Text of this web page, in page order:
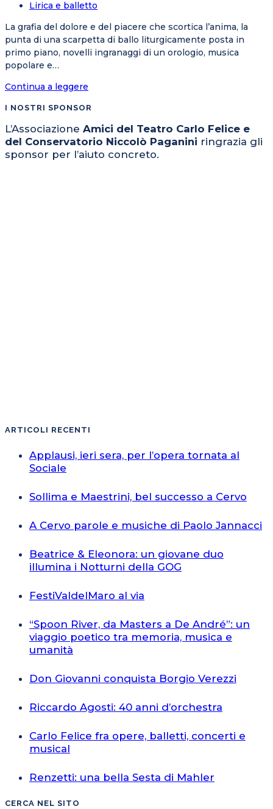
Lirica e balletto
La grafia del dolore e del piacere che scortica l’anima, la
punta di una scarpetta di ballo liturgicamente posta in
primo piano, novelli ingranaggi di un orologio, musica
popolare e…
Continua a leggere
I NOSTRI SPONSOR
L’Associazione Amici del Teatro Carlo Felice e
del Conservatorio Niccolò Paganini ringrazia gli
sponsor per l’aiuto concreto.
ARTICOLI RECENTI
Applausi, ieri sera, per l’opera tornata al
Sociale
Sollima e Maestrini, bel successo a Cervo
A Cervo parole e musiche di Paolo Jannacci
Beatrice & Eleonora: un giovane duo
illumina i Notturni della GOG
FestiValdelMaro al via
“Spoon River, da Masters a De André”: un
viaggio poetico tra memoria, musica e
umanità
Don Giovanni conquista Borgio Verezzi
Riccardo Agosti: 40 anni d’orchestra
Carlo Felice fra opere, balletti, concerti e
musical
Renzetti: una bella Sesta di Mahler
CERCA NEL SITO